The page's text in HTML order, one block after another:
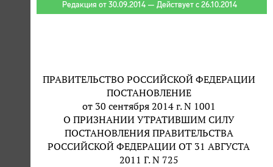
Редакция от 30.09.2014 — Действует с 26.10.2014
ПРАВИТЕЛЬСТВО РОССИЙСКОЙ ФЕДЕРАЦИИ
ПОСТАНОВЛЕНИЕ
от 30 сентября 2014 г. N 1001
О ПРИЗНАНИИ УТРАТИВШИМ СИЛУ
ПОСТАНОВЛЕНИЯ ПРАВИТЕЛЬСТВА
РОССИЙСКОЙ ФЕДЕРАЦИИ ОТ 31 АВГУСТА
2011 Г. N 725